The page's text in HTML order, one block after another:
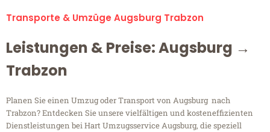
Transporte & Umzüge Augsburg Trabzon
Leistungen & Preise: Augsburg →
Trabzon
Planen Sie einen Umzug oder Transport von Augsburg nach
Trabzon? Entdecken Sie unsere vielfältigen und kosteneffizienten
Dienstleistungen bei Hart Umzugsservice Augsburg, die speziell